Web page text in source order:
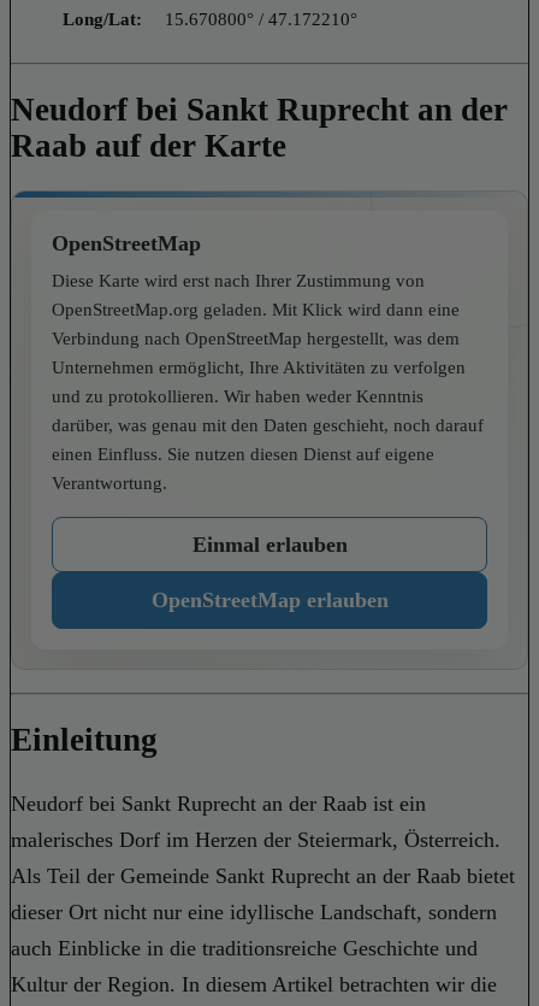
Long/Lat: 15.670800° / 47.172210°
Neudorf bei Sankt Ruprecht an der
Raab auf der Karte
OpenStreetMap
Diese Karte wird erst nach Ihrer Zustimmung von
OpenStreetMap.org geladen. Mit Klick wird dann eine
Verbindung nach OpenStreetMap hergestellt, was dem
Unternehmen ermöglicht, Ihre Aktivitäten zu verfolgen
und zu protokollieren. Wir haben weder Kenntnis
darüber, was genau mit den Daten geschieht, noch darauf
einen Einfluss. Sie nutzen diesen Dienst auf eigene
Verantwortung.
Einmal erlauben
OpenStreetMap erlauben
Einleitung
Neudorf bei Sankt Ruprecht an der Raab ist ein
malerisches Dorf im Herzen der Steiermark, Österreich.
Als Teil der Gemeinde Sankt Ruprecht an der Raab bietet
dieser Ort nicht nur eine idyllische Landschaft, sondern
auch Einblicke in die traditionsreiche Geschichte und
Kultur der Region. In diesem Artikel betrachten wir die